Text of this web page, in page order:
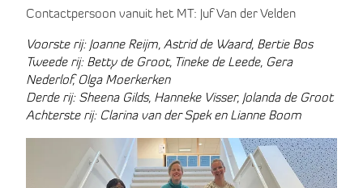
Contactpersoon vanuit het MT: Juf Van der Velden
Voorste rij: Joanne Reijm, Astrid de Waard, Bertie Bos
Tweede rij: Betty de Groot, Tineke de Leede, Gera
Nederlof, Olga Moerkerken
Derde rij: Sheena Gilds, Hanneke Visser, Jolanda de Groot
Achterste rij: Clarina van der Spek en Lianne Boom